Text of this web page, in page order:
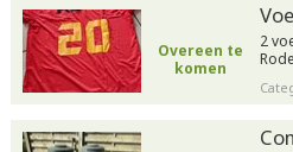
Overeen te
komen
2